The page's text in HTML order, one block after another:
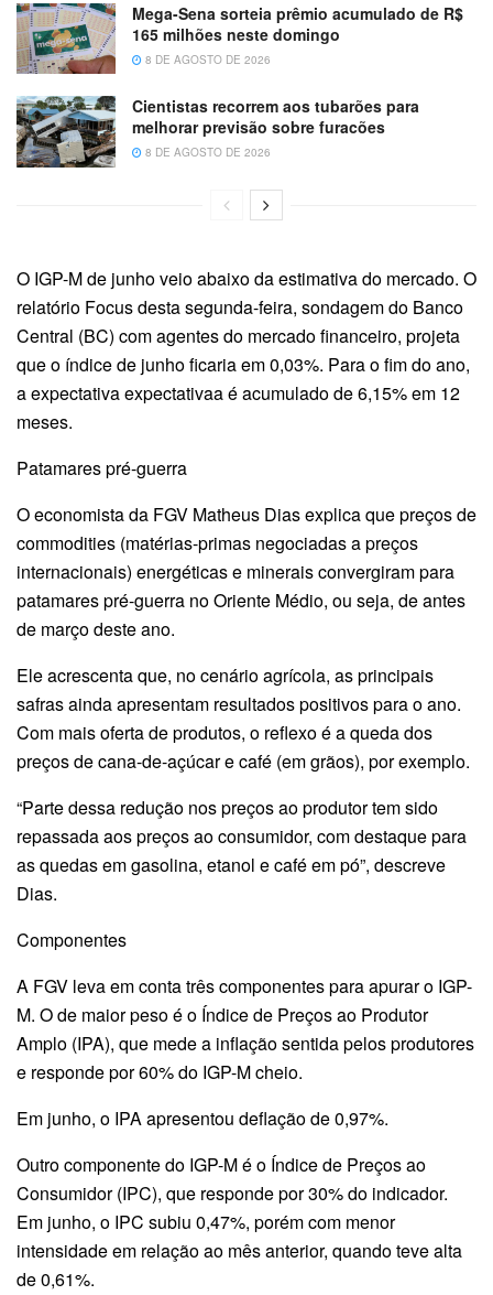
Mega-Sena sorteia prêmio acumulado de R$
165 milhões neste domingo
8 DE AGOSTO DE 2026
Cientistas recorrem aos tubarões para
melhorar previsão sobre furacões
8 DE AGOSTO DE 2026
O IGP-M de junho veio abaixo da estimativa do mercado. O
relatório Focus desta segunda-feira, sondagem do Banco
Central (BC) com agentes do mercado financeiro, projeta
que o índice de junho ficaria em 0,03%. Para o fim do ano,
a expectativa expectativaa é acumulado de 6,15% em 12
meses.
Patamares pré-guerra
O economista da FGV Matheus Dias explica que preços de
commodities (matérias-primas negociadas a preços
internacionais) energéticas e minerais convergiram para
patamares pré-guerra no Oriente Médio, ou seja, de antes
de março deste ano.
Ele acrescenta que, no cenário agrícola, as principais
safras ainda apresentam resultados positivos para o ano.
Com mais oferta de produtos, o reflexo é a queda dos
preços de cana-de-açúcar e café (em grãos), por exemplo.
“Parte dessa redução nos preços ao produtor tem sido
repassada aos preços ao consumidor, com destaque para
as quedas em gasolina, etanol e café em pó”, descreve
Dias.
Componentes
A FGV leva em conta três componentes para apurar o IGP-
M. O de maior peso é o Índice de Preços ao Produtor
Amplo (IPA), que mede a inflação sentida pelos produtores
e responde por 60% do IGP-M cheio.
Em junho, o IPA apresentou deflação de 0,97%.
Outro componente do IGP-M é o Índice de Preços ao
Consumidor (IPC), que responde por 30% do indicador.
Em junho, o IPC subiu 0,47%, porém com menor
intensidade em relação ao mês anterior, quando teve alta
de 0,61%.